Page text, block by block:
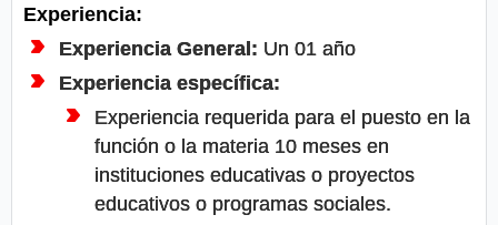
Experiencia:
Experiencia General: Un 01 año
Experiencia específica:
Experiencia requerida para el puesto en la
función o la materia 10 meses en
instituciones educativas o proyectos
educativos o programas sociales.